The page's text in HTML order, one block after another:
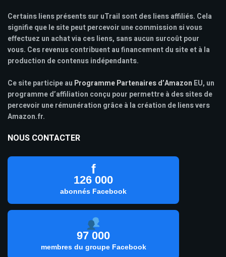
Certains liens présents sur uTrail sont des liens affiliés. Cela
signifie que le site peut percevoir une commission si vous
effectuez un achat via ces liens, sans aucun surcoût pour
vous. Ces revenus contribuent au financement du site et à la
production de contenus indépendants.
Ce site participe au Programme Partenaires d’Amazon EU, un
programme d’affiliation conçu pour permettre à des sites de
percevoir une rémunération grâce à la création de liens vers
Amazon.fr.
NOUS CONTACTER
f
126 000
abonnés Facebook
97 000
membres du groupe Facebook